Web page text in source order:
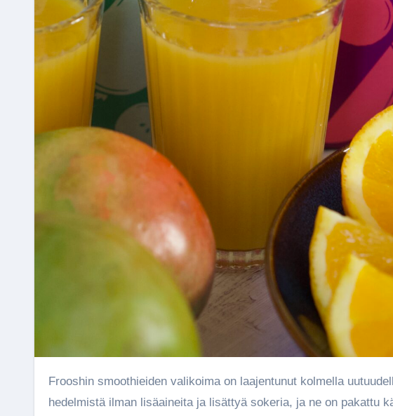
Frooshin smoothieiden valikoima on laajentunut kolmella uutuudella. Vitaminoidut uutuussmoothiet valmistetaan
hedelmistä ilman lisäaineita ja lisättyä sokeria, ja ne on pakattu